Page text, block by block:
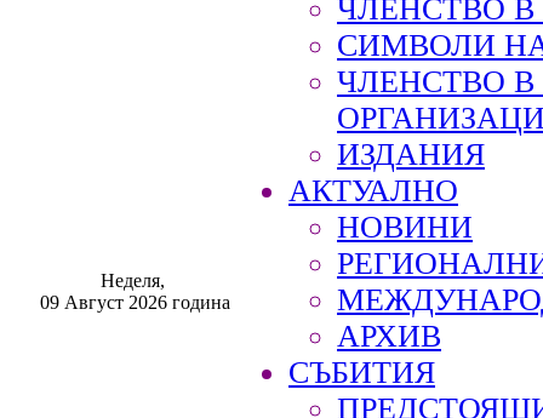
Неделя,
09 Август 2026 година
ЧЛЕНСТВО В
СИМВОЛИ
ЧЛЕНСТВО
ИЗДАНИЯ
АКТУАЛНО
НОВИНИ
АРХИВ
СЪБИТИЯ